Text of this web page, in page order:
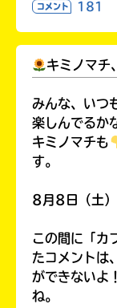
コメント 181
キミノマチ
みんな、いつ
楽しんでるか
キミノマチも
す。
8月8日（土
この間に「カ
たコメントは
ができない
ね。